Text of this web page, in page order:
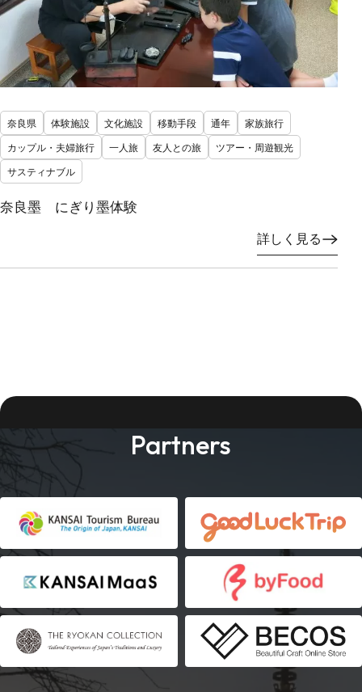
奈良県 体験施設 文化施設 移動手段 通年
家族旅行
カップル・夫婦旅行
一人旅 友人との旅
ツアー・周遊観光
サスティナブル
奈良墨 にぎり墨体験
詳しく見る
Partners